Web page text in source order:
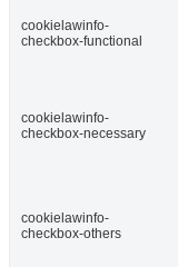
cookielawinfo-
checkbox-functional
cookielawinfo-
checkbox-necessary
cookielawinfo-
checkbox-others